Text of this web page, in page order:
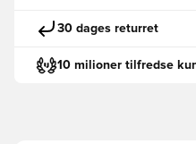
30 dages returret
10 milioner tilfredse